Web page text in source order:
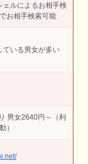
ルによるお相手検
お相手検索可能
ている男女が多い
男女2640円～（利
）